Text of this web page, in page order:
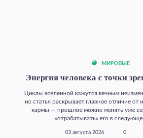
МИРОВЫЕ
Энергия человека с точки
Циклы вселенной кажутся вечным
но статья раскрывает главное отличие от
кармы — прошлое можно менять уже
«отрабатывать» его в
03 августа 2026 0